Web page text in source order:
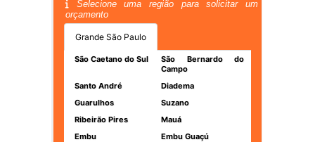
Selecione uma região para solicitar um
orçamento
Grande São Paulo
São Caetano do Sul
São Bernardo do
Campo
Santo André
Diadema
Guarulhos
Suzano
Ribeirão Pires
Mauá
Embu
Embu Guaçú